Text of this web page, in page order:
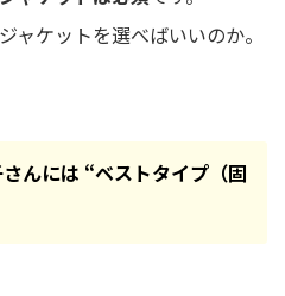
ャケットを選べばいいのか。
んには “ベストタイプ（固